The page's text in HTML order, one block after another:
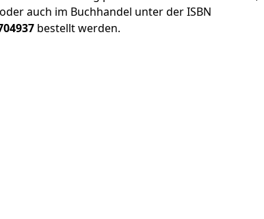
oder auch im Buchhandel unter der ISBN
bestellt werden.